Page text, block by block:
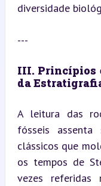
diversidade
---
III. Princípios
da
A leitura das
fósseis assenta
clássicos que
os tempos de
vezes referidas